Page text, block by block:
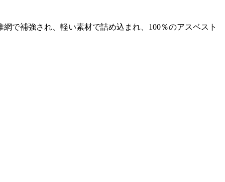
で補強され、軽い素材で詰め込まれ、100％のアスベスト